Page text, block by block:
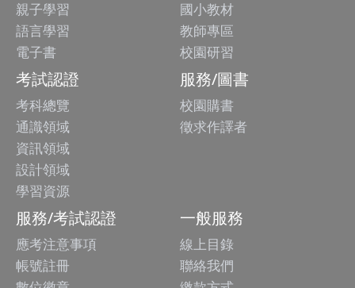
親子學習
語言學習
電子書
國小教材
教師專區
校園研習
考試認證
考科總覽
通識領域
資訊領域
設計領域
學習資源
服務/圖書
校園購書
徵求作譯者
服務/考試認證
應考注意事項
帳號註冊
一般服務
線上目錄
聯絡我們